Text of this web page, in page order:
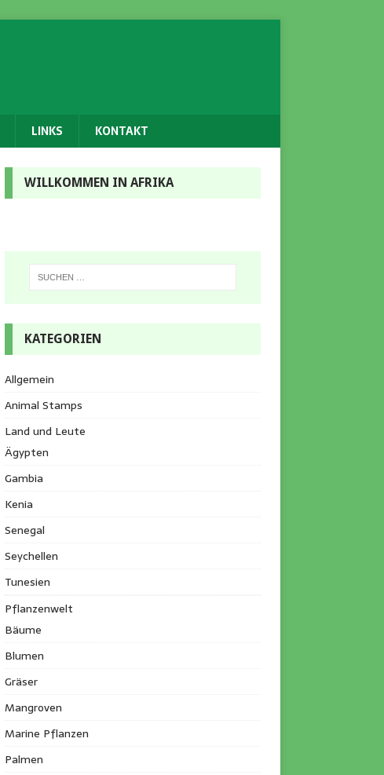
LINKS KONTAKT
WILLKOMMEN IN AFRIKA
KATEGORIEN
Allgemein
Animal Stamps
Land und Leute
Ägypten
Gambia
Kenia
Senegal
Seychellen
Tunesien
Pflanzenwelt
Bäume
Blumen
Gräser
Mangroven
Marine Pflanzen
Palmen